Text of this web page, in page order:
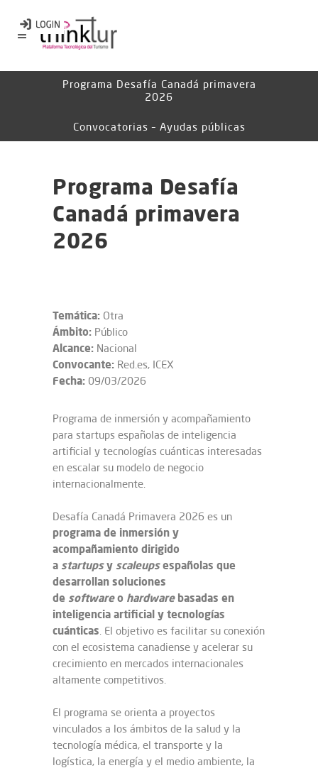
Programa Desafía Canadá primavera
2026
Convocatorias – Ayudas públicas
Programa Desafía
Canadá primavera
2026
Temática: Otra
Ámbito: Público
Alcance: Nacional
Convocante: Red.es, ICEX
Fecha: 09/03/2026
Programa de inmersión y acompañamiento
para startups españolas de inteligencia
artificial y tecnologías cuánticas interesadas
en escalar su modelo de negocio
internacionalmente.
Desafía Canadá Primavera 2026 es un
programa de inmersión y
acompañamiento dirigido
a startupsy scaleupsespañolas que
desarrollan soluciones
de softwareo hardware basadas en
inteligencia artificial y tecnologías
cuánticas. El objetivo es facilitar su conexión
con el ecosistema canadiense y acelerar su
crecimiento en mercados internacionales
altamente competitivos.
El programa se orienta a proyectos
vinculados a los ámbitos de la salud y la
tecnología médica, el transporte y la
logística, la energía y el medio ambiente, la